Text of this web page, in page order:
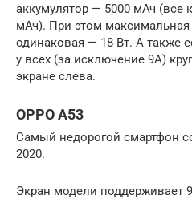
аккумулятор — 5000 мАч (все
мАч). При этом
одинаковая — 18 Вт. А также
у всех (за исключение 9A)
экране слева.
OPPO A53
Самый недорогой смартфон
2020.
Экран модели поддерживает